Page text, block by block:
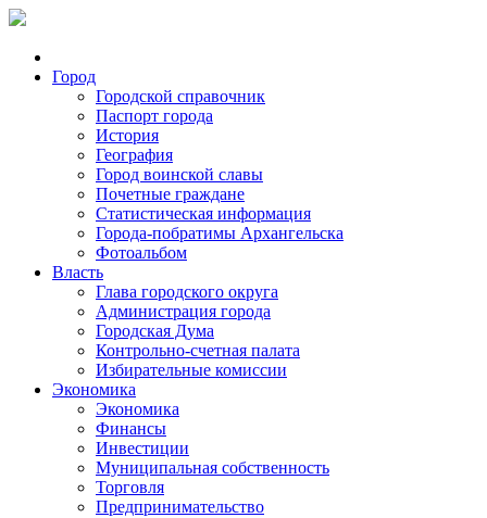
Город
Городской справочник
Паспорт города
История
География
Город воинской славы
Почетные граждане
Статистическая информация
Города-побратимы Архангельска
Фотоальбом
Власть
Глава городского округа
Администрация города
Городская Дума
Контрольно-счетная палата
Избирательные комиссии
Экономика
Экономика
Финансы
Инвестиции
Муниципальная собственность
Торговля
Предпринимательство